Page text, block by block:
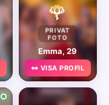
🌹
PRIVAT
FOTO
Emma, 29
👀 VISA PROFIL